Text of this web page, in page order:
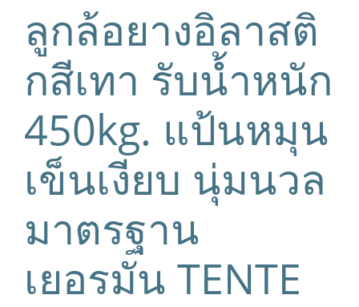
ลูกล้อยางอิลาสติ
กสีเทา รับน้ำหนัก
450kg. แป้นหมุน
เข็นเงียบ นุ่มนวล
มาตรฐาน
เยอรมัน TENTE